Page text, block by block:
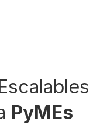
PyMEs